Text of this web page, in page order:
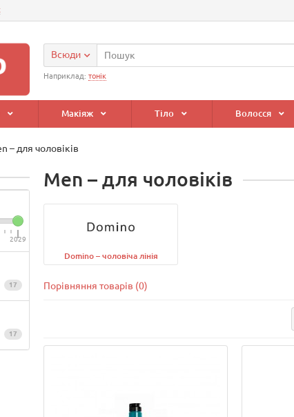
Всюди
Наприклад: тонік
Макіяж Тіло Волосся
– для чоловіків
2029
17
17
Men – для чоловіків
Domino – чоловіча лінія
Порівняння товарів (0)